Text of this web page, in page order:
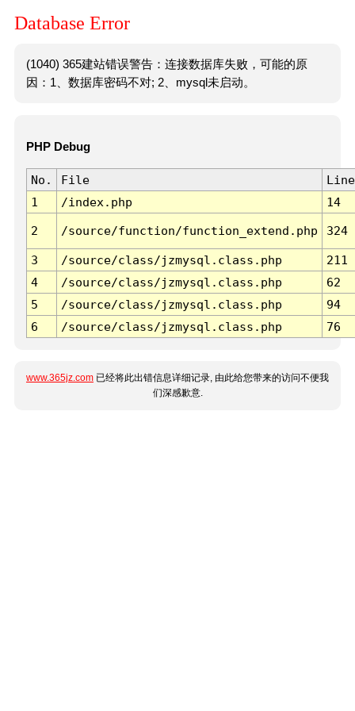
Database Error
(1040) 365建站错误警告：连接数据库失败，可能的原
因：1、数据库密码不对; 2、mysql未启动。
PHP Debug
No. File
Line
1
/index.php 14
2 /source/function/function_extend.php 324
3 /source/class/jzmysql.class.php
211
4
/source/class/jzmysql.class.php
62
5
/source/class/jzmysql.class.php
94
6
/source/class/jzmysql.class.php 76
www.365jz.com 已经将此出错信息详细记录, 由此给您带来的访问不便我
们深感歉意.